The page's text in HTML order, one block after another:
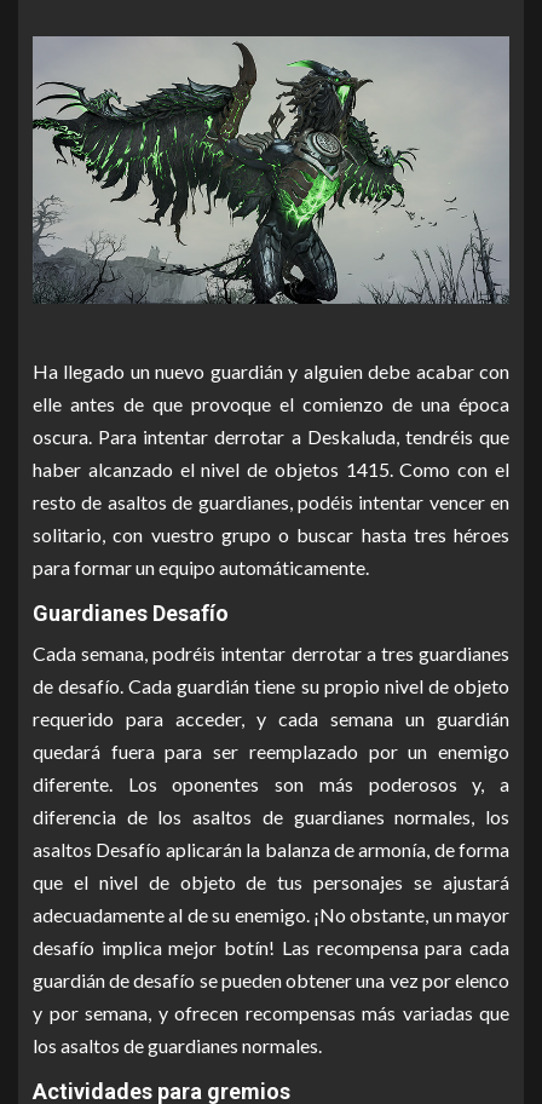
Ha llegado un nuevo guardián y alguien debe acabar con
elle antes de que provoque el comienzo de una época
oscura. Para intentar derrotar a Deskaluda, tendréis que
haber alcanzado el nivel de objetos 1415. Como con el
resto de asaltos de guardianes, podéis intentar vencer en
solitario, con vuestro grupo o buscar hasta tres héroes
para formar un equipo automáticamente.
Guardianes Desafío
Cada semana, podréis intentar derrotar a tres guardianes
de desafío. Cada guardián tiene su propio nivel de objeto
requerido para acceder, y cada semana un guardián
quedará fuera para ser reemplazado por un enemigo
diferente. Los oponentes son más poderosos y, a
diferencia de los asaltos de guardianes normales, los
asaltos Desafío aplicarán la balanza de armonía, de forma
que el nivel de objeto de tus personajes se ajustará
adecuadamente al de su enemigo. ¡No obstante, un mayor
desafío implica mejor botín! Las recompensa para cada
guardián de desafío se pueden obtener una vez por elenco
y por semana, y ofrecen recompensas más variadas que
los asaltos de guardianes normales.
Actividades para gremios